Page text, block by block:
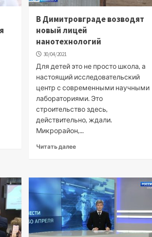
В Димитровграде возводят
новый лицей
нанотехнологий
30/04/2021
Для детей это не просто школа, а
настоящий исследовательский
центр с современными научными
лабораториями. Это
строительство здесь,
действительно, ждали.
Микрорайон,...
Читать далее